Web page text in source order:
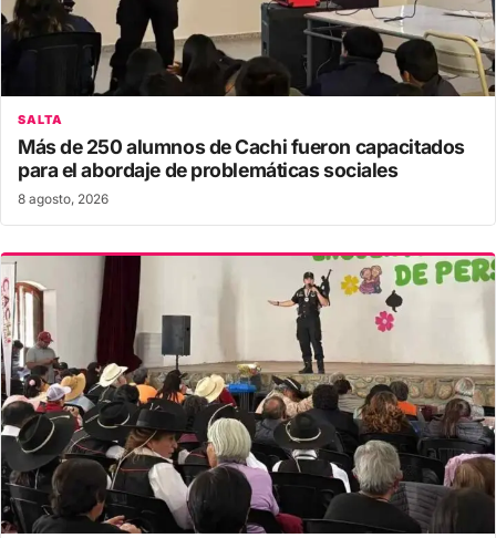
SALTA
Más de 250 alumnos de Cachi fueron capacitados
para el abordaje de problemáticas sociales
8 agosto, 2026